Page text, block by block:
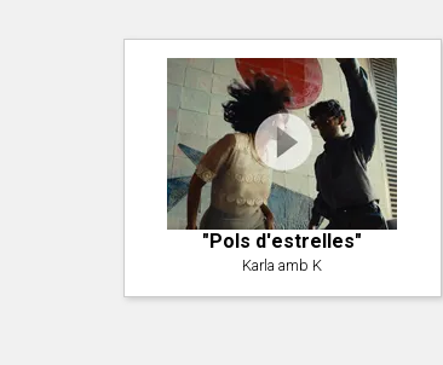
"Pols d'estrelles"
Karla amb K